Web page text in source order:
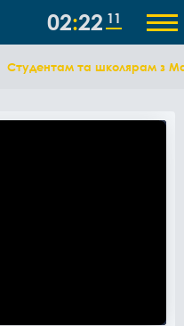
02 22 11
Студентам та школярам з